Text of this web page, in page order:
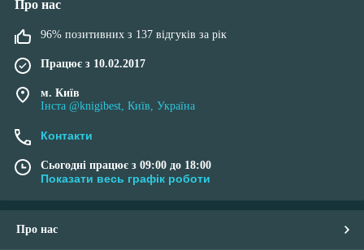
Про нас
96% позитивних з 137 відгуків за рік
Працює з 10.02.2017
м. Київ
Інста @knigibest, Київ, Україна
Контакти
Сьогодні працює з 09:00 до 18:00
Показати весь графік роботи
Про нас